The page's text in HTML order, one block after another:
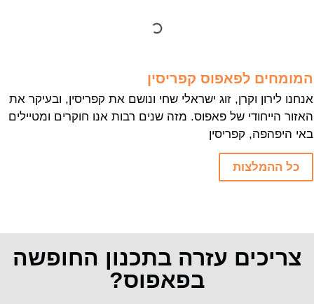
המומחים לפאפוס קפריסין
אנחנו לירון וקרן, זוג ישראלי שחי ונושם את קפריסין, ובעיקר את
האזור הייחודי של פאפוס. מזה שנים רבות אנו חוקרים ומטיילים
באי היפהפה, קפריסין
כל ההמלצות
צריכים עזרה בתכנון החופשה
בפאפוס?